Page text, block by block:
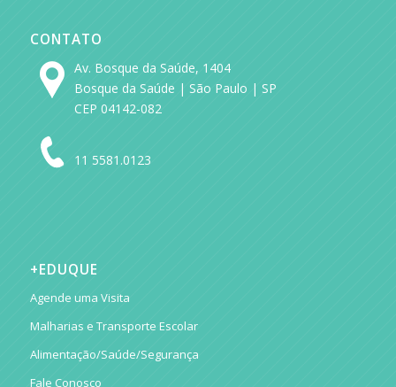
CONTATO
Av. Bosque da Saúde, 1404
Bosque da Saúde | São Paulo | SP
CEP 04142-082
11 5581.0123
+EDUQUE
Agende uma Visita
Malharias e Transporte Escolar
Alimentação/Saúde/Segurança
Fale Conosco